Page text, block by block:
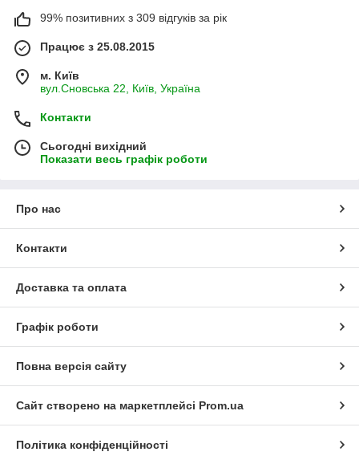
99% позитивних з 309 відгуків за рік
Працює з 25.08.2015
м. Київ
вул.Сновська 22, Київ, Україна
Контакти
Сьогодні вихідний
Показати весь графік роботи
Про нас
Контакти
Доставка та оплата
Графік роботи
Повна версія сайту
Сайт створено на маркетплейсі Prom.ua
Політика конфіденційності